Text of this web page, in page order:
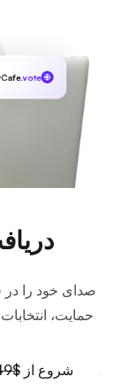
.vote
حمایت،
شروع از $62.49